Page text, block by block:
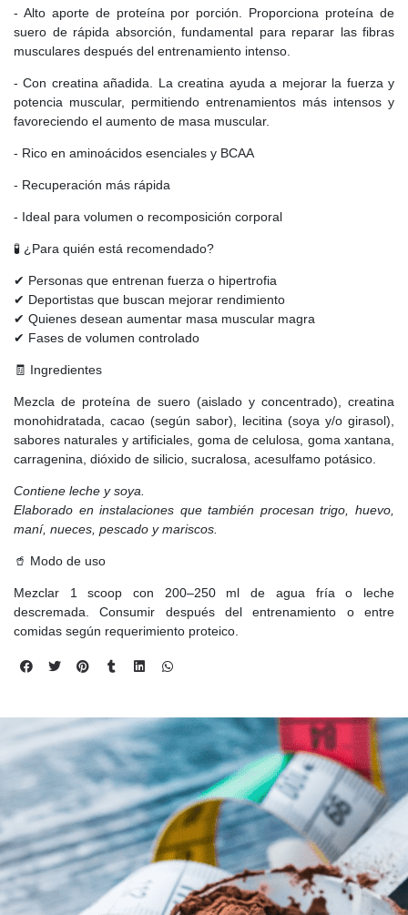
- Alto aporte de proteína por porción. Proporciona proteína de
suero de rápida absorción, fundamental para reparar las fibras
musculares después del entrenamiento intenso.
- Con creatina añadida. La creatina ayuda a mejorar la fuerza y
potencia muscular, permitiendo entrenamientos más intensos y
favoreciendo el aumento de masa muscular.
- Rico en aminoácidos esenciales y BCAA
- Recuperación más rápida
- Ideal para volumen o recomposición corporal
🧪 ¿Para quién está recomendado?
✔ Personas que entrenan fuerza o hipertrofia
✔ Deportistas que buscan mejorar rendimiento
✔ Quienes desean aumentar masa muscular magra
✔ Fases de volumen controlado
🧾 Ingredientes
Mezcla de proteína de suero (aislado y concentrado), creatina
monohidratada, cacao (según sabor), lecitina (soya y/o girasol),
sabores naturales y artificiales, goma de celulosa, goma xantana,
carragenina, dióxido de silicio, sucralosa, acesulfamo potásico.
Contiene leche y soya.
Elaborado en instalaciones que también procesan trigo, huevo,
maní, nueces, pescado y mariscos.
🥤 Modo de uso
Mezclar 1 scoop con 200–250 ml de agua fría o leche
descremada. Consumir después del entrenamiento o entre
comidas según requerimiento proteico.